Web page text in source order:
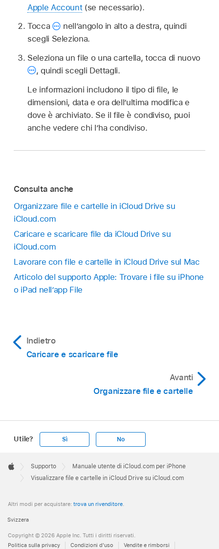
Apple Account(se necessario).
Tocca
nell’angolo in alto a destra, quindi
scegli Seleziona.
Seleziona un file o una cartella, tocca di nuovo
, quindi scegli Dettagli.
Le informazioni includono il tipo di file, le
dimensioni, data e ora dell’ultima modifica e
dove è archiviato. Se il file è condiviso, puoi
anche vedere chi l’ha condiviso.
Consulta anche
Organizzare file e cartelle in iCloud Drive su
iCloud.com
Caricare e scaricare file da iCloud Drive su
iCloud.com
Lavorare con file e cartelle in iCloud Drive sul Mac
Articolo del supporto Apple: Trovare i file su iPhone
o iPad nell’app File
Indietro
Caricare e scaricare file
Avanti
Organizzare file e cartelle
Utile? Sì No
Footer

Apple
Supporto
Manuale utente di iCloud.com per iPhone
Visualizzare file e cartelle in iCloud Drive su iCloud.com
Altri modi per acquistare: trova un rivenditore.
Svizzera
Copyright © 2026 Apple Inc. Tutti i diritti riservati.
Politica sulla privacy
Condizioni d'uso
Vendite e rimborsi